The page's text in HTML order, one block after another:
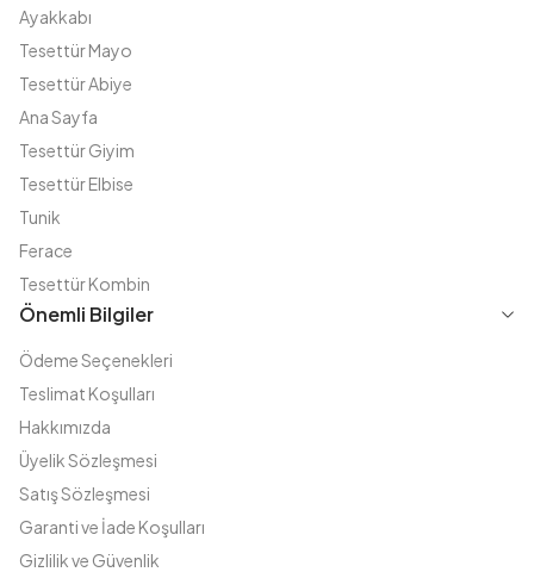
Ayakkabı
Tesettür Mayo
Tesettür Abiye
Ana Sayfa
Tesettür Giyim
Tesettür Elbise
Tunik
Ferace
Tesettür Kombin
Önemli Bilgiler
Ödeme Seçenekleri
Teslimat Koşulları
Hakkımızda
Üyelik Sözleşmesi
Satış Sözleşmesi
Garanti ve İade Koşulları
Gizlilik ve Güvenlik